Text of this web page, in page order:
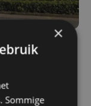
dienst in AZ
×
Sommige